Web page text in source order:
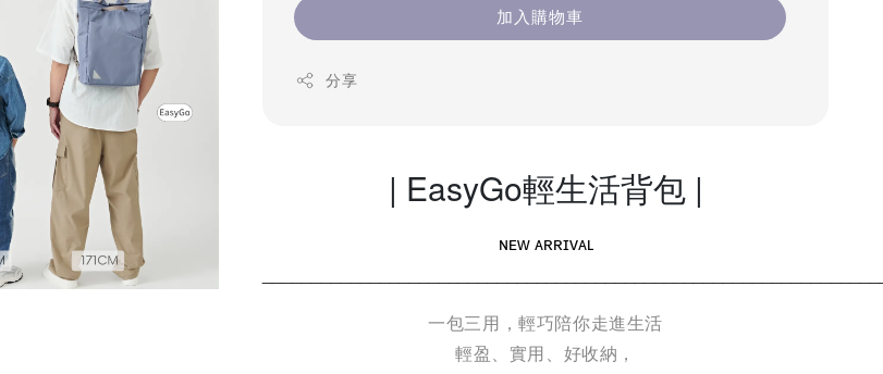
加入購物車
分享
| EasyGo輕生活背包 |
ɴᴇᴡ ᴀʀʀɪᴠᴀʟ
一包三用，輕巧陪你走進生活
輕盈、實用、好收納，